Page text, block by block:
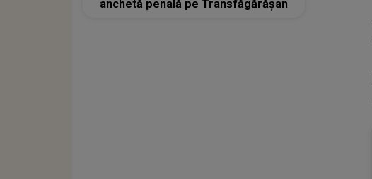
anchetă penală pe Transfăgărășan